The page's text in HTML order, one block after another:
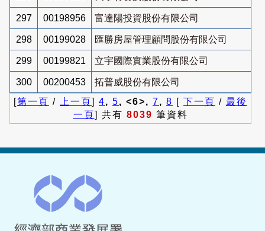
297 00198956 富達陽投資股份有限公司
298 00199028 匯勝房屋管理顧問股份有限公司
299 00199821 立宇國際實業股份有限公司
300 00200453
拓普威股份有限公司
[第一頁 / 上一頁] 4, 5, <6>, 7, 8 [ 下一頁 / 最後
一頁] 共有 8039 筆資料